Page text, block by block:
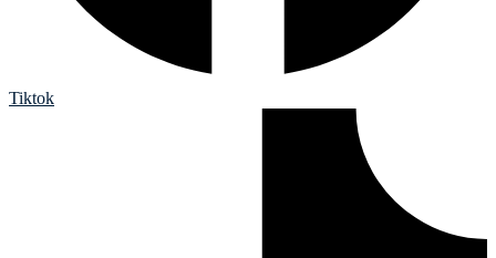
Tiktok